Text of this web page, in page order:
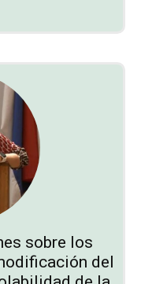
sobre los
del